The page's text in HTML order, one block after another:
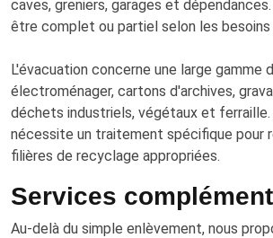
caves, greniers, garages et
être complet ou partiel selon les besoins
L'évacuation concerne une large gamme
électroménager, cartons d'archives,
déchets industriels, végétaux et ferraille.
nécessite un traitement spécifique pour
filières de recyclage appropriées.
Services
Au-delà du simple enlèvement, nous